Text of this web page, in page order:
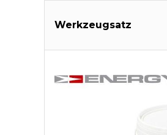
Werkzeugsatz